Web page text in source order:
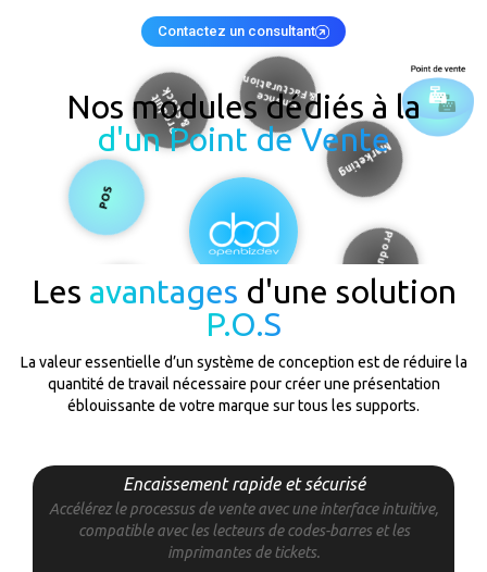
Contactez un consultant
Nos modules dédiés à la
d'un Point de Vente
Intégration,
Développement
CRM &
Ventes
Management
RH
Produit& Stock Finance
& Facturation
Marketing
Productivité
Les avantages d'une solution
P.O.S
La valeur essentielle d’un système de conception est de réduire la
quantité de travail nécessaire pour créer une présentation
éblouissante de votre marque sur tous les supports.
Encaissement rapide et sécurisé
Accélérez le processus de vente avec une interface intuitive,
compatible avec les lecteurs de codes-barres et les
imprimantes de tickets.